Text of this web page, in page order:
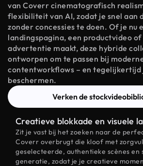
van Coverr cinematografisch
flexibiliteit van AI, zodat je snel aan
zonder concessies te doen. Of je nu
landingspagina, een productvideo
advertentie maakt, deze hybride
ontworpen om te passen bij
contentworkflows – en tegelijkertijd
beschermen.
Verken de
Creatieve blokkade en visuele
Zit je vast bij het zoeken naar de
Coverr overbrugt die kloof met
geselecteerde, authentieke scènes en
generatie, zodat je je creatieve